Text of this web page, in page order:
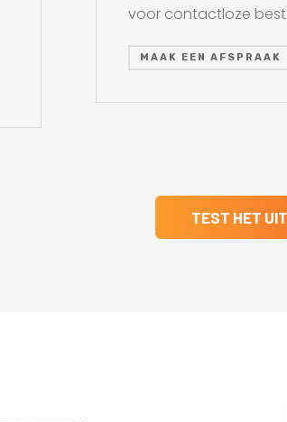
voor contactloze
MAAK EEN AFSPRAAK
TEST HET UIT